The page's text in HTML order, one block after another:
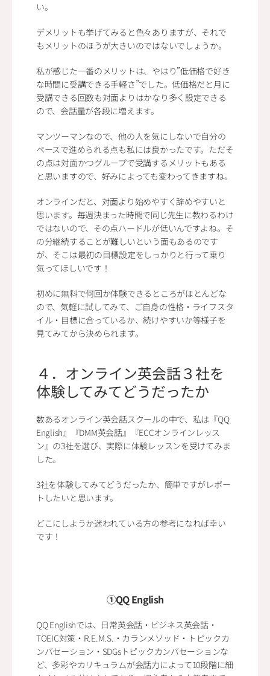
い。
デメリットも挙げてみると色々ありますが、それで
もメリットのほうが大きいのではないでしょうか。
私が感じた一番のメリットは、やはり”低価格で好き
な時間に受講できる手軽さ”でした。低価格だと月に
受講できる回数も対面よりはかなり多く設定できる
ので、会話量が各段に増えます。
マンツーマンなので、他の人を気にしないで自分の
ペースで進められる点も私には良かったです。ただそ
の点は対面かつグループで受講するメリットもある
と思いますので、好みによっても変わってきますね。
オンラインだと、対面より始めやすく辞めやすいと
思います。毎週決まった時間で同じ先生に教わるわけ
ではないので、その点ハードルが低いんですよね。そ
の分継続することが難しいという面もあるのです
が、そこは最初の目標設定をしっかりと行って乗り
気ってほしいです！
初めに無料で何回か体験できるところがほとんどな
ので、気軽に試してみて、ご自身の性格・ライフスタ
イル・目標に合っているか、続けやすいか等様子を
見てみてから決められます。
４．オンライン英会話３社を
体験してみてどうだったか
数あるオンライン英会話スクールの中で、私は『QQ
English』『DMM英会話』『ECCオンラインレッス
ン』の3社を選び、実際に体験レッスンを受けてみま
した。
3社を体験してみてどうだったか、簡単ですがレポー
トしたいと思います。
どこにしようか迷われている方の参考になれば幸い
です！
①QQ English
QQ Englishでは、日常英会話・ビジネス英会話・
TOEIC対策・R.E.M.S.・カランメソッド・トピックカ
ンバセーション・SDGsトピックカンバセーションな
ど、多彩やカリキュラムが会話力によって10段階に細